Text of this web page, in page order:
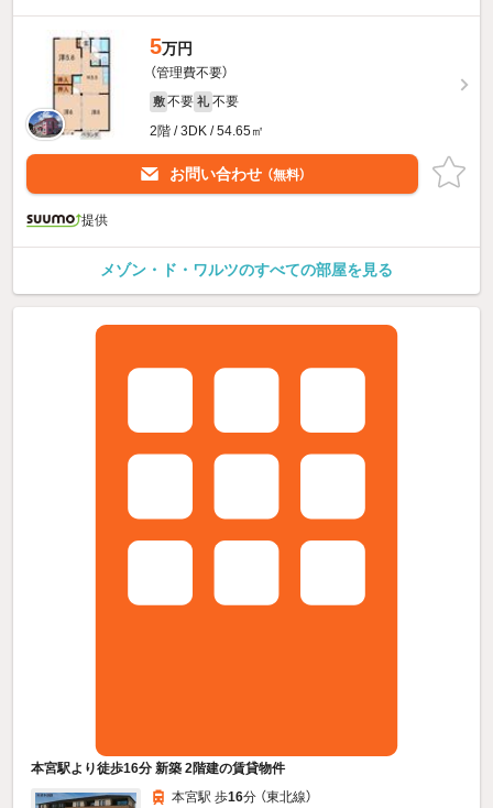
5万円
（管理費不要）
敷 不要 礼 不要
2階 / 3DK / 54.65㎡
お問い合わせ （無料）
提供
メゾン・ド・ワルツのすべての部屋を見る
本宮駅より徒歩16分 新築 2階建の賃貸物件
本宮駅 歩16分 （東北線）